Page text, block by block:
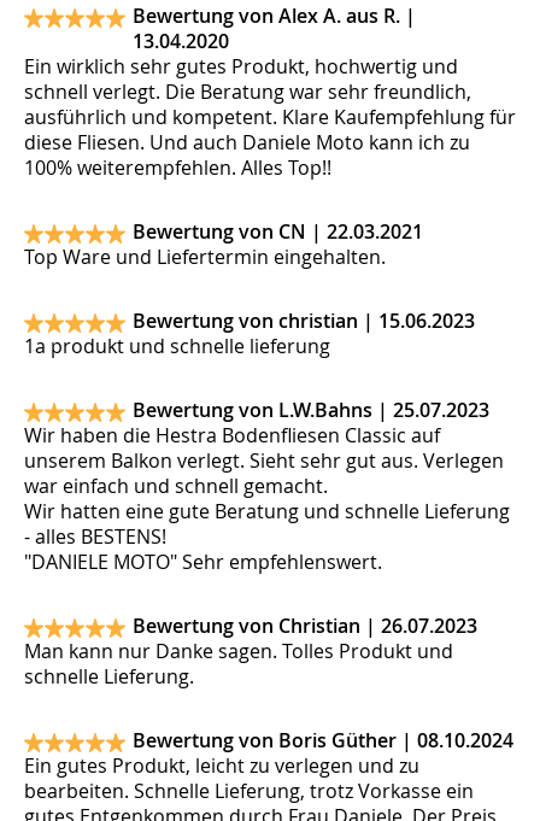
Bewertung von Alex A. aus R. |
13.04.2020
Ein wirklich sehr gutes Produkt, hochwertig und
schnell verlegt. Die Beratung war sehr freundlich,
ausführlich und kompetent. Klare Kaufempfehlung für
diese Fliesen. Und auch Daniele Moto kann ich zu
100% weiterempfehlen. Alles Top!!
Bewertung von CN | 22.03.2021
Top Ware und Liefertermin eingehalten.
Bewertung von christian | 15.06.2023
1a produkt und schnelle lieferung
Bewertung von L.W.Bahns | 25.07.2023
Wir haben die Hestra Bodenfliesen Classic auf
unserem Balkon verlegt. Sieht sehr gut aus. Verlegen
war einfach und schnell gemacht.
Wir hatten eine gute Beratung und schnelle Lieferung
- alles BESTENS!
"DANIELE MOTO" Sehr empfehlenswert.
Bewertung von Christian | 26.07.2023
Man kann nur Danke sagen. Tolles Produkt und
schnelle Lieferung.
Bewertung von Boris Güther | 08.10.2024
Ein gutes Produkt, leicht zu verlegen und zu
bearbeiten. Schnelle Lieferung, trotz Vorkasse ein